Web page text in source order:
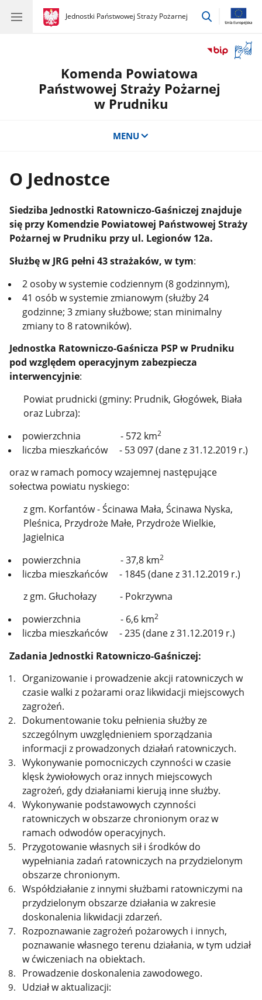
gov.pl
Jednostki Państwowej Straży Pożarnej
gov.pl
Jednostki
przejdź
okno
Komenda Powiatowa
Państwowej Straży Pożarnej
w Prudniku
MENU
O Jednostce
Siedziba Jednostki Ratowniczo-Gaśniczej znajduje
się przy Komendzie Powiatowej Państwowej Straży
Pożarnej w Prudniku przy ul. Legionów 12a.
Służbę w JRG pełni 43 strażaków, w tym:
2 osoby w systemie codziennym (8 godzinnym),
41 osób w systemie zmianowym (służby 24
godzinne; 3 zmiany służbowe; stan minimalny
zmiany to 8 ratowników).
Jednostka Ratowniczo-Gaśnicza PSP w Prudniku
pod względem operacyjnym zabezpiecza
interwencyjnie:
Powiat prudnicki (gminy: Prudnik, Głogówek, Biała
oraz Lubrza):
powierzchnia - 572 km2
liczba mieszkańców - 53 097 (dane z 31.12.2019 r.)
oraz w ramach pomocy wzajemnej następujące
sołectwa powiatu nyskiego:
z gm. Korfantów - Ścinawa Mała, Ścinawa Nyska,
Pleśnica, Przydroże Małe, Przydroże Wielkie,
Jagielnica
powierzchnia - 37,8 km2
liczba mieszkańców - 1845 (dane z 31.12.2019 r.)
z gm. Głuchołazy - Pokrzywna
powierzchnia - 6,6 km2
liczba mieszkańców - 235 (dane z 31.12.2019 r.)
Zadania Jednostki Ratowniczo-Gaśniczej:
Organizowanie i prowadzenie akcji ratowniczych w
czasie walki z pożarami oraz likwidacji miejscowych
zagrożeń.
Dokumentowanie toku pełnienia służby ze
szczególnym uwzględnieniem sporządzania
informacji z prowadzonych działań ratowniczych.
Wykonywanie pomocniczych czynności w czasie
klęsk żywiołowych oraz innych miejscowych
zagrożeń, gdy działaniami kierują inne służby.
Wykonywanie podstawowych czynności
ratowniczych w obszarze chronionym oraz w
ramach odwodów operacyjnych.
Przygotowanie własnych sił i środków do
wypełniania zadań ratowniczych na przydzielonym
obszarze chronionym.
Współdziałanie z innymi służbami ratowniczymi na
przydzielonym obszarze działania w zakresie
doskonalenia likwidacji zdarzeń.
Rozpoznawanie zagrożeń pożarowych i innych,
poznawanie własnego terenu działania, w tym udział
w ćwiczeniach na obiektach.
Prowadzenie doskonalenia zawodowego.
Udział w aktualizacji: